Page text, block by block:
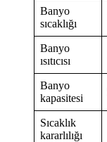
Banyo
sıcaklığı
Banyo
ısıtıcısı
Banyo
kapasitesi
Sıcaklık
kararlılığı